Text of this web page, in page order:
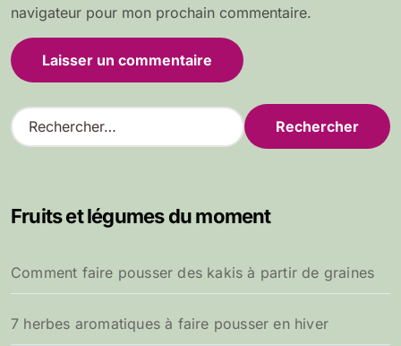
navigateur pour mon prochain commentaire.
R
e
r
e
r
:
Fruits et légumes du moment
Comment faire pousser des kakis à partir de graines
7 herbes aromatiques à faire pousser en hiver